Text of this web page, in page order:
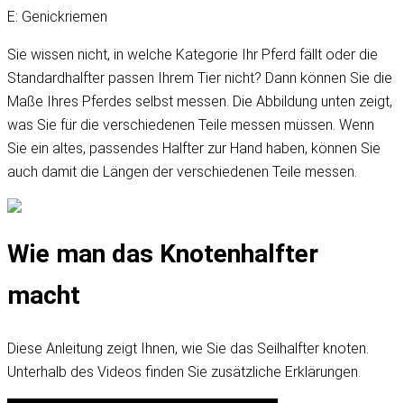
E: Genickriemen
Sie wissen nicht, in welche Kategorie Ihr Pferd fällt oder die
Standardhalfter passen Ihrem Tier nicht? Dann können Sie die
Maße Ihres Pferdes selbst messen. Die Abbildung unten zeigt,
was Sie für die verschiedenen Teile messen müssen. Wenn
Sie ein altes, passendes Halfter zur Hand haben, können Sie
auch damit die Längen der verschiedenen Teile messen.
Wie man das Knotenhalfter
macht
Diese Anleitung zeigt Ihnen, wie Sie das Seilhalfter knoten.
Unterhalb des Videos finden Sie zusätzliche Erklärungen.